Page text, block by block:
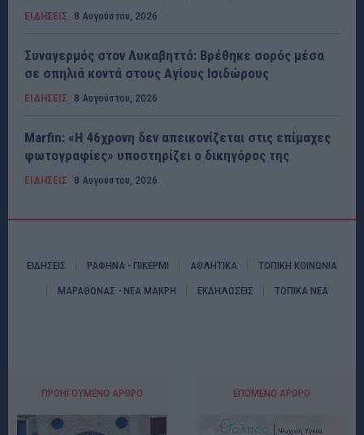
ΕΙΔΗΣΕΙΣ 8 Αυγούστου, 2026
Συναγερμός στον Λυκαβηττό: Βρέθηκε σορός μέσα
σε σπηλιά κοντά στους Αγίους Ισιδώρους
ΕΙΔΗΣΕΙΣ 8 Αυγούστου, 2026
Marfin: «Η 46χρονη δεν απεικονίζεται στις επίμαχες
φωτογραφίες» υποστηρίζει ο δικηγόρος της
ΕΙΔΗΣΕΙΣ 8 Αυγούστου, 2026
ΕΙΔΗΣΕΙΣ ΡΑΦΗΝΑ - ΠΙΚΕΡΜΙ ΑΘΛΗΤΙΚΑ ΤΟΠΙΚΗ ΚΟΙΝΩΝΙΑ
ΜΑΡΑΘΩΝΑΣ - ΝΕΑ ΜΑΚΡΗ ΕΚΔΗΛΩΣΕΙΣ ΤΟΠΙΚΑ ΝΕΑ
ΠΡΟΗΓΟΎΜΕΝΟ ΆΡΘΡΟ ΕΠΌΜΕΝΟ ΆΡΘΡΟ